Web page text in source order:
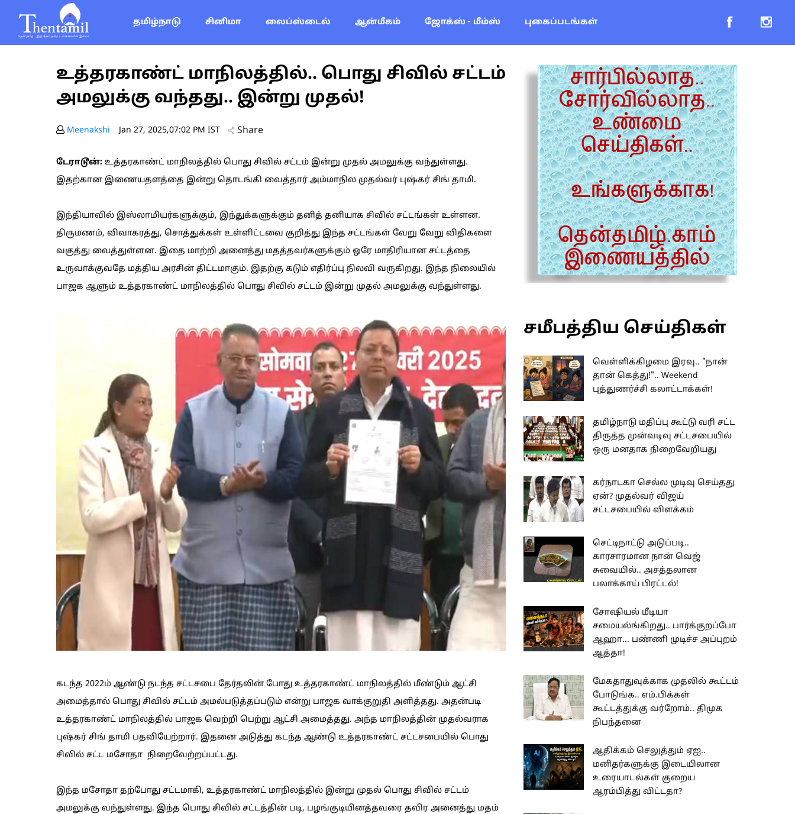
தமிழ்நாடு சினிமா லைப்ஸ்டைல் ஆன்மீகம் ஜோக்ஸ் - மீம்ஸ் புகைப்படங்கள்
உத்தரகாண்ட் மாநிலத்தில்.. பொது சிவில் சட்டம்
அமலுக்கு வந்தது.. இன்று முதல்!
Meenakshi Jan 27, 2025,07:02 PM IST Share
டேராடூன்: உத்தரகாண்ட் மாநிலத்தில் பொது சிவில் சட்டம் இன்று முதல் அமலுக்கு வந்துள்ளது.
இதற்கான இணையதளத்தை இன்று தொடங்கி வைத்தார் அம்மாநில முதல்வர் புஷ்கர் சிங் தாமி.
இந்தியாவில் இஸ்லாமியர்களுக்கும், இந்துக்களுக்கும் தனித் தனியாக சிவில் சட்டங்கள் உள்ளன.
திருமணம், விவாகரத்து, சொத்துக்கள் உள்ளிட்டவை குறித்து இந்த சட்டங்கள் வேறு வேறு விதிகளை
வகுத்து வைத்துள்ளன. இதை மாற்றி அனைத்து மதத்தவர்களுக்கும் ஒரே மாதிரியான சட்டத்தை
உருவாக்குவதே மத்திய அரசின் திட்டமாகும். இதற்கு கடும் எதிர்ப்பு நிலவி வருகிறது. இந்த நிலையில்
பாஜக ஆளும் உத்தரகாண்ட் மாநிலத்தில் பொது சிவில் சட்டம் இன்று முதல் அமலுக்கு வந்துள்ளது.
கடந்த 2022ம் ஆண்டு நடந்த சட்டசபை தேர்தலின் போது உத்தரகாண்ட் மாநிலத்தில் மீண்டும் ஆட்சி
அமைத்தால் பொது சிவில் சட்டம் அமல்படுத்தப்படும் என்று பாஜக வாக்குறுதி அளித்தது. அதன்படி
உத்தரகாண்ட் மாநிலத்தில் பாஜக வெற்றி பெற்று ஆட்சி அமைத்தது. அந்த மாநிலத்தின் முதல்வராக
புஷ்கர் சிங் தாமி பதவியேற்றார். இதனை அடுத்து கடந்த ஆண்டு உத்தரகாண்ட் சட்டசபையில் பொது
சிவில் சட்ட மசோதா நிறைவேற்றப்பட்டது.
இந்த மசோதா தற்போது சட்டமாகி, உத்தரகாண்ட் மாநிலத்தில் இன்று முதல் பொது சிவில் சட்டம்
அமலுக்கு வந்துள்ளது. இந்த பொது சிவில் சட்டத்தின் படி, பழங்குடியினத்தவரை தவிர அனைத்து மதம்
சமீபத்திய செய்திகள்
வெள்ளிக்கிழமை இரவு.. "நான்
தான் கெத்து!".. Weekend
புத்துணர்ச்சி கலாட்டாக்கள்!
தமிழ்நாடு மதிப்பு கூட்டு வரி சட்ட
திருத்த முன்வடிவு சட்டசபையில்
ஒரு மனதாக நிறைவேறியது
கர்நாடகா செல்ல முடிவு செய்தது
ஏன்? முதல்வர் விஜய்
சட்டசபையில் விளக்கம்
செட்டிநாட்டு அடுப்படி..
காரசாரமான நான் வெஜ்
சுவையில்.. அசத்தலான
பலாக்காய் பிரட்டல்!
சோஷியல் மீடியா
சமையல்ங்கிறது.. பார்க்குறப்போ
ஆஹா... பண்ணி முடிச்ச அப்புறம்
ஆத்தா!
மேகதாதுவுக்காக முதலில் கூட்டம்
போடுங்க.. எம்.பிக்கள்
கூட்டத்துக்கு வர்றோம்.. திமுக
நிபந்தனை
ஆதிக்கம் செலுத்தும் ஏஐ..
மனிதர்களுக்கு இடையிலான
உரையாடல்கள் குறைய
ஆரம்பித்து விட்டதா?